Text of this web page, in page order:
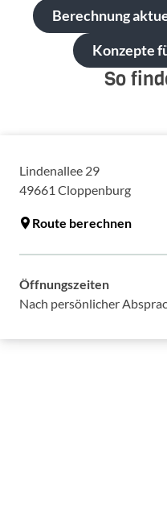
Berechnung
Konzepte
So
Lindenallee 29
49661 Cloppenburg
Route berechnen
Öffnungszeiten
Nach persönlicher